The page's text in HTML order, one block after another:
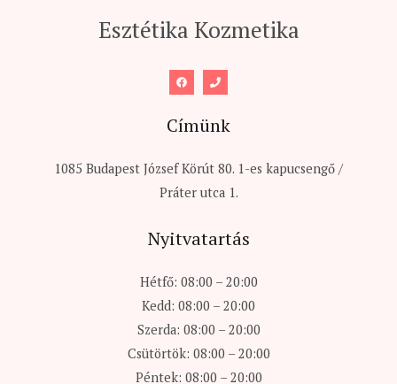
Esztétika Kozmetika
Címünk
1085 Budapest József Körút 80. 1-es kapucsengő /
Práter utca 1.
Nyitvatartás
Hétfő: 08:00 – 20:00
Kedd: 08:00 – 20:00
Szerda: 08:00 – 20:00
Csütörtök: 08:00 – 20:00
Péntek: 08:00 – 20:00